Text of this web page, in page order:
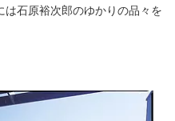
石原裕次郎のゆかりの品々を